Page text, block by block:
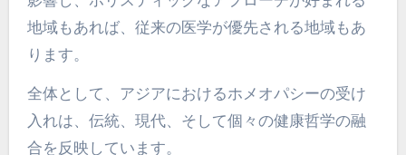
地域もあれば、従来の医学が優先される地域もあ
ります。
全体として、アジアにおけるホメオパシーの受け
入れは、伝統、現代、そして個々の健康哲学の融
合を反映しています。